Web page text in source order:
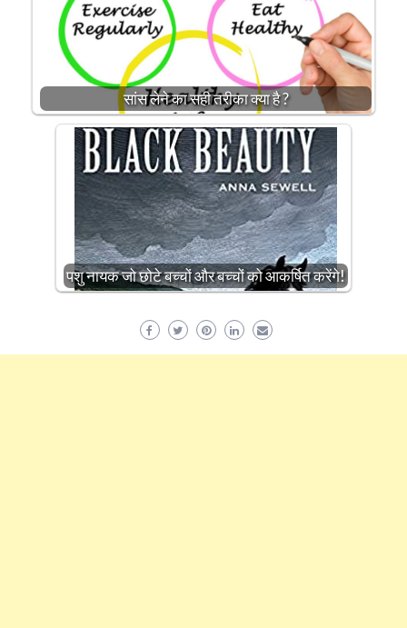
सांस लेने का सही तरीका क्या है ?
पशु नायक जो छोटे बच्चों और बच्चों को आकर्षित करेंगे!